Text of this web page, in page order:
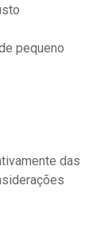
pequeno
das